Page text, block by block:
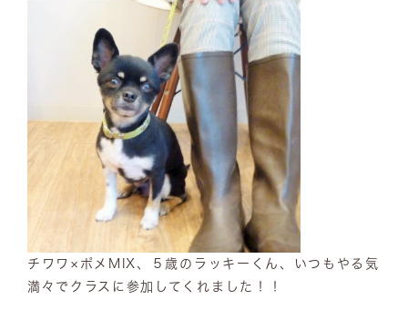
チワワ×ポメMIX、５歳のラッキーくん、いつもやる気
満々でクラスに参加してくれました！！